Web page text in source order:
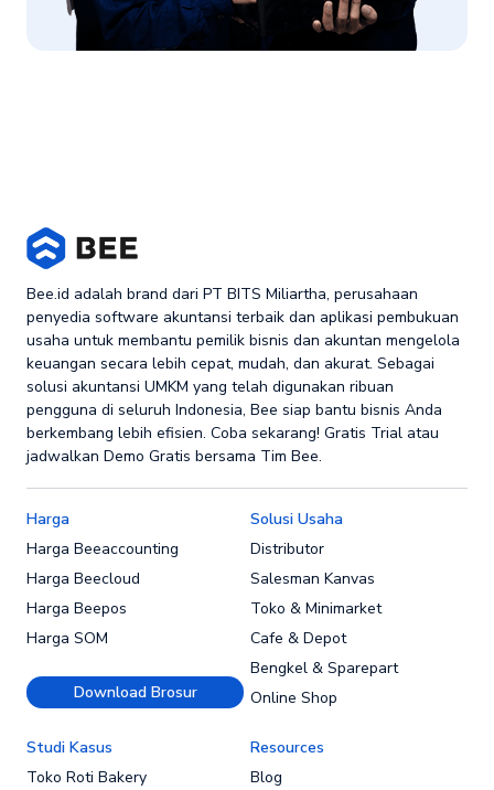
Bee.id adalah brand dari PT BITS Miliartha, perusahaan
penyedia software akuntansi terbaik dan aplikasi pembukuan
usaha untuk membantu pemilik bisnis dan akuntan mengelola
keuangan secara lebih cepat, mudah, dan akurat. Sebagai
solusi akuntansi UMKM yang telah digunakan ribuan
pengguna di seluruh Indonesia, Bee siap bantu bisnis Anda
berkembang lebih efisien. Coba sekarang! Gratis Trial atau
jadwalkan Demo Gratis bersama Tim Bee.
Harga
Harga Beeaccounting
Harga Beecloud
Harga Beepos
Harga SOM
Download Brosur
Solusi Usaha
Distributor
Salesman Kanvas
Toko & Minimarket
Cafe & Depot
Bengkel & Sparepart
Online Shop
Studi Kasus
Toko Roti Bakery
Resources
Blog